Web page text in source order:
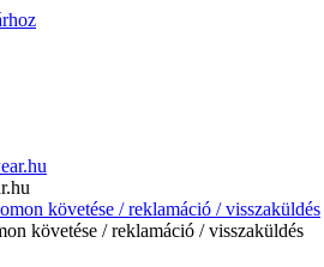
követése / reklamáció / visszaküldés
követése / reklamáció / visszaküldés